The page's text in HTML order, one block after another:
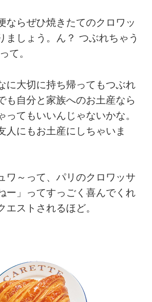
ならぜひ焼きたてのクロワッ
ましょう。ん？ つぶれちゃう
て。
に大切に持ち帰ってもつぶれ
も自分と家族へのお土産なら
ってもいいんじゃないかな。
人にもお土産にしちゃいま
ワ～って、パリのクロワッサ
ー」ってすっごく喜んでくれ
エストされるほど。